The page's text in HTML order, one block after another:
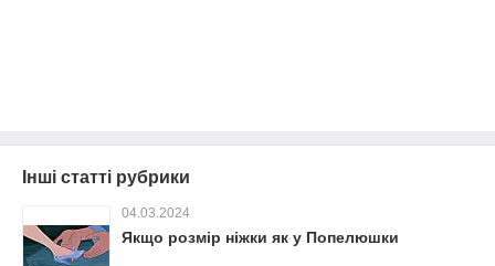
Інші статті рубрики
04.03.2024
Якщо розмір ніжки як у Попелюшки